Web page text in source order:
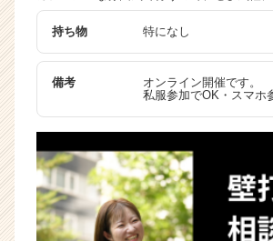
h
e
r
C
a
r
e
r）
持ち物 特になし
備考
オンライン開催です。
私服参加でOK・スマホ